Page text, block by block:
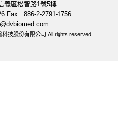
義區松智路1號5樓
Fax : 886-2-2791-1756
技股份有限公司 All rights reserved